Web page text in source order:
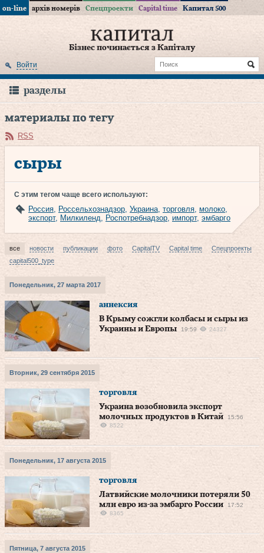
on-line архів номерів Спецпроекти Capital time Капитал 500
Бізнес починається з Капіталу
Войти
разделы
материалы по тегу
RSS
сыры
С этим тегом чаще всего используют:
Россия, Россельхознадзор, Украина, торговля, молоко,
экспорт, Милкиленд, Роспотребнадзор, импорт, эмбарго
все новости публикации фото CapitalTV Capital time
Спецпроекты
capital500_type
Понедельник, 27 марта 2017
аннексия
В Крыму сожгли колбасы и сыры из
Украины и Европы
19:59 24327
Вторник, 29 сентября 2015
торговля
Украина возобновила экспорт
молочных продуктов в Китай
15:56
8522
Понедельник, 17 августа 2015
торговля
Латвийские молочники потеряли 50
млн евро из-за эмбарго России
17:52
8365
Пятница, 7 августа 2015